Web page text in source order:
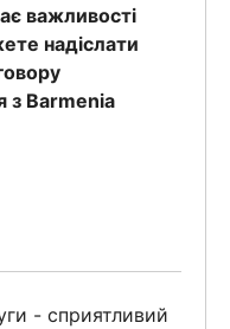
важливості
надіслати
з Barmenia
- сприятливий